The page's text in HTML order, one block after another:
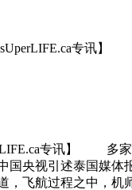
专讯】
专讯】 多家
国央视引述泰国媒
程之中，机师一般